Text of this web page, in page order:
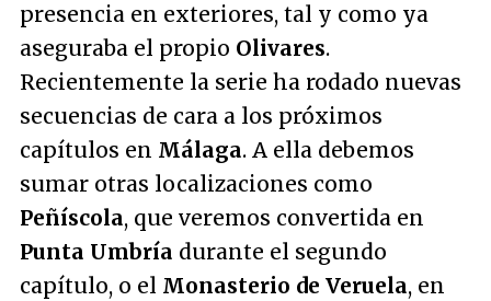
presencia en exteriores, tal y como ya
aseguraba el propio Olivares.
Recientemente la serie ha rodado nuevas
secuencias de cara a los próximos
capítulos en Málaga. A ella debemos
sumar otras localizaciones como
Peñíscola, que veremos convertida en
Punta Umbría durante el segundo
capítulo, o el Monasterio de Veruela, en